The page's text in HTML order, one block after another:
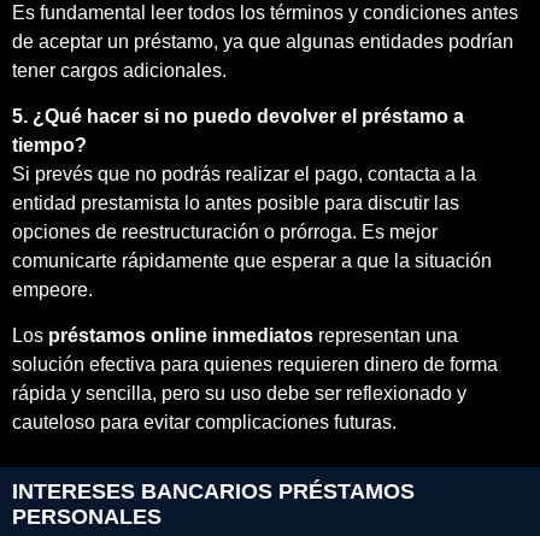
Es fundamental leer todos los términos y condiciones antes
de aceptar un préstamo, ya que algunas entidades podrían
tener cargos adicionales.
5. ¿Qué hacer si no puedo devolver el préstamo a
tiempo?
Si prevés que no podrás realizar el pago, contacta a la
entidad prestamista lo antes posible para discutir las
opciones de reestructuración o prórroga. Es mejor
comunicarte rápidamente que esperar a que la situación
empeore.
Los préstamos online inmediatos representan una
solución efectiva para quienes requieren dinero de forma
rápida y sencilla, pero su uso debe ser reflexionado y
cauteloso para evitar complicaciones futuras.
INTERESES BANCARIOS PRÉSTAMOS
PERSONALES